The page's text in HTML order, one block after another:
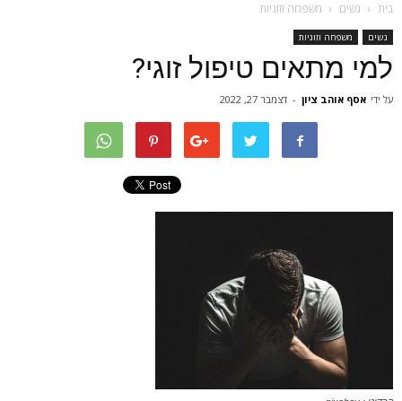
בית נשים משפחה וזוגיות
נשים משפחה וזוגיות
למי מתאים טיפול זוגי?
על ידי אסף אוהב ציון - דצמבר 27, 2022